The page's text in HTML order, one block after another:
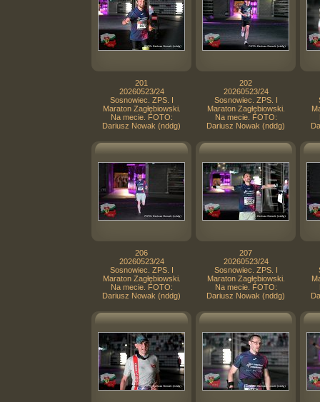
201
20260523/24
Sosnowiec. ZPS. I
Maraton Zagłębiowski.
Na mecie. FOTO:
Dariusz Nowak (nddg)
202
20260523/24
Sosnowiec. ZPS. I
Maraton Zagłębiowski.
Na mecie. FOTO:
Dariusz Nowak (nddg)
206
20260523/24
Sosnowiec. ZPS. I
Maraton Zagłębiowski.
Na mecie. FOTO:
Dariusz Nowak (nddg)
207
20260523/24
Sosnowiec. ZPS. I
Maraton Zagłębiowski.
Na mecie. FOTO:
Dariusz Nowak (nddg)